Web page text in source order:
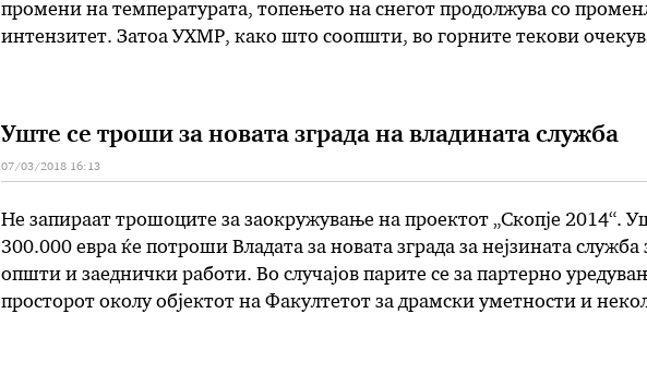
промени на температурата, топењето на снегот продолжува со
интензитет. Затоа УХМР, како што соопшти, во горните текови
Уште се троши за новата зграда на владината служба
07/03/2018 16:13
Не запираат трошоците за заокружување на проектот „Скопје 2014“.
300.000 евра ќе потроши Владата за новата зграда за нејзината служба
општи и заеднички работи. Во случајов парите се за партерно
просторот околу објектот на Факултетот за драмски уметности и